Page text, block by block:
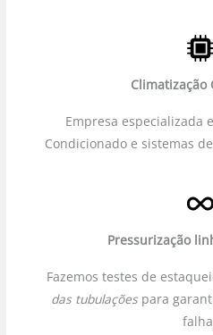
Climatização
Empresa especializada
Condicionado e sistemas
Pressurização
Fazemos testes de
das tubulaçõespara